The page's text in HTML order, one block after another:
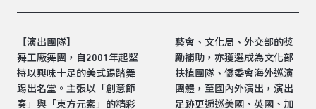
【演出團隊】
舞工廠舞團，自2001年起堅
持以興味十足的美式踢踏舞
踢出名堂。主張以「創意節
奏」與「東方元素」的精彩
藝會、文化局、外交部的獎
勵補助，亦獲選成為文化部
扶植團隊、僑委會海外巡演
團體，至國內外演出，演出
足跡更遍巡美國、英國、加